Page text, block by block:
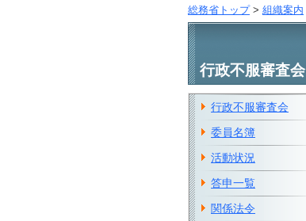
総務省トップ> 組織案内
行政不服審査会
行政不服審査会
委員名簿
活動状況
答申一覧
関係法令